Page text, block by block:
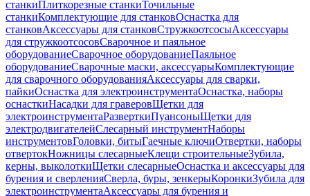
станкиПлиткорезные станкиТочильные
станкиКомплектующие для станковОснастка для
станковАксессуары для станковСтружкоотсосыАксессуары
для стружкоотсосовСварочное и паяльное
оборудованиеСварочное оборудованиеПаяльное
оборудованиеСварочные маски, аксессуарыКомплектующие
для сварочного оборудованияАксессуары для сварки,
пайкиОснастка для электроинструментаОснастка, наборы
оснасткиНасадки для граверовЩетки для
электроинструментаРазверткиПуансоныЩетки для
электродвигателейСлесарный инструментНаборы
инструментовГоловки, битыГаечные ключиОтвертки, наборы
отвертокНожницы слесарныеКлещи строительныеЗубила,
керны, выколоткиЩетки слесарныеОснастка и аксессуары для
бурения и сверленияСверла, буры, зенкерыКоронкиЗубила для
электроинструментаАксессуары для бурения и